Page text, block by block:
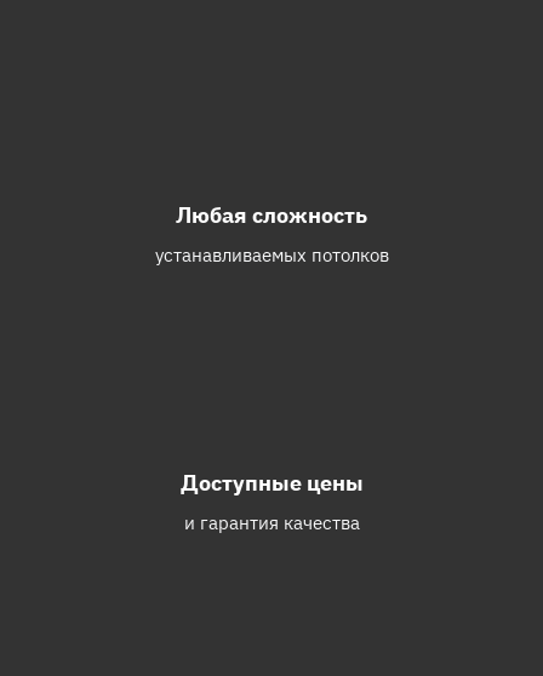
Любая сложность
устанавливаемых потолков
Доступные цены
и гарантия качества